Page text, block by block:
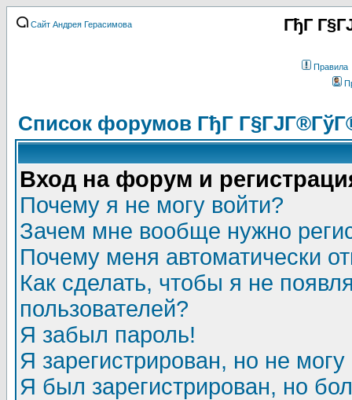
Сайт Андрея Герасимова ГђГ
Правила
Список форумов ГђГ
Вход на форум и
Почему я не могу войти?
Зачем мне вообще нужно
Почему меня автоматически
Как сделать, чтобы я не
пользователей?
Я забыл пароль!
Я зарегистрирован, но не могу
Я был зарегистрирован, но